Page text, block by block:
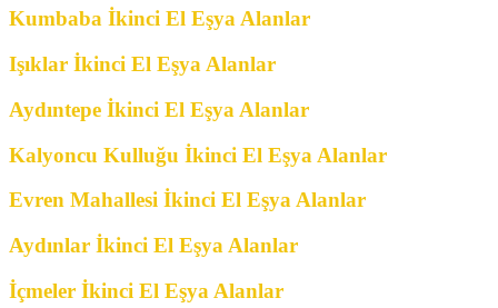
Kumbaba İkinci El Eşya Alanlar
Işıklar İkinci El Eşya Alanlar
Aydıntepe İkinci El Eşya Alanlar
Kalyoncu Kulluğu İkinci El Eşya Alanlar
Evren Mahallesi İkinci El Eşya Alanlar
Aydınlar İkinci El Eşya Alanlar
İçmeler İkinci El Eşya Alanlar